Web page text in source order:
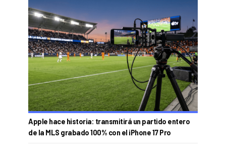
Apple hace historia: transmitirá un partido entero
de la MLS grabado 100% con el iPhone 17 Pro